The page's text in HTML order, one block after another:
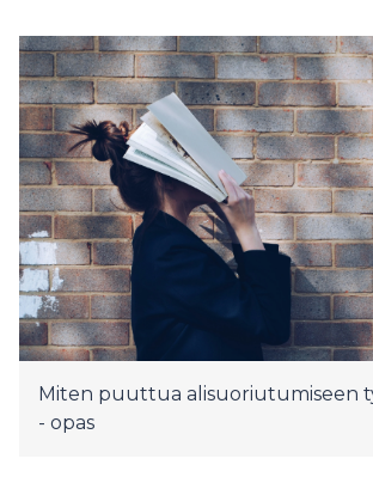
Miten puuttua alisuoriutumiseen
- opas